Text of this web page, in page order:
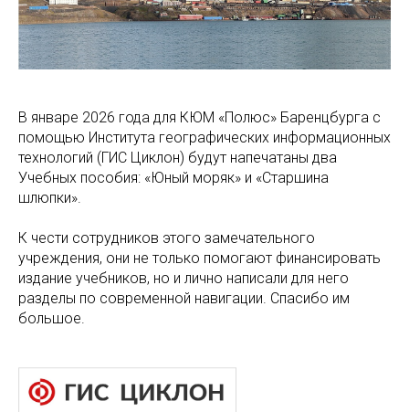
В январе 2026 года для КЮМ «Полюс» Баренцбурга с
помощью Института географических информационных
технологий (ГИС Циклон) будут напечатаны два
Учебных пособия: «Юный моряк» и «Старшина
шлюпки».
К чести сотрудников этого замечательного
учреждения, они не только помогают финансировать
издание учебников, но и лично написали для него
разделы по современной навигации. Спасибо им
большое.